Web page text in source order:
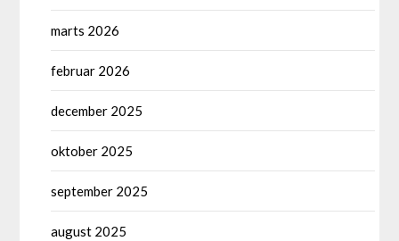
marts 2026
februar 2026
december 2025
oktober 2025
september 2025
august 2025